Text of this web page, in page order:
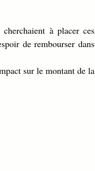
à placer ces
de rembourser dans
sur le montant de la